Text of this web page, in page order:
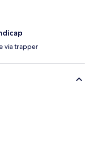
via trapper